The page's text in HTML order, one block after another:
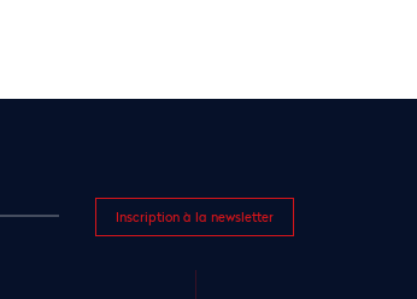
Inscription à la newsletter